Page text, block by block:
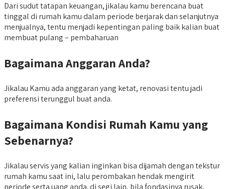
Dari sudut tatapan keuangan, jikalau kamu berencana buat
tinggal di rumah kamu dalam periode berjarak dan selanjutnya
menjualnya, tentu menjadi kepentingan paling baik kalian buat
membuat pulang – pembaharuan
Bagaimana Anggaran Anda?
Jikalau Kamu ada anggaran yang ketat, renovasi tentu jadi
preferensi terunggul buat anda.
Bagaimana Kondisi Rumah Kamu yang
Sebenarnya?
Jikalau servis yang kalian inginkan bisa dijamah dengan tekstur
rumah kamu saat ini, lalu perombakan hendak mengirit
periode serta uang anda. di segi lain, bila fondasinya rusak,